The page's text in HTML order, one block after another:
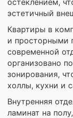
остеклением,
эстетичный
Квартиры в
и просторными
современной
организовано
зонирования,
холлы, кухни и
Внутренняя
ламинат на